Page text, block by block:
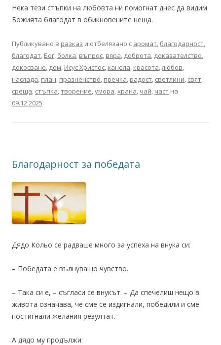
Нека тези стъпки на любовта ни помогнат днес да видим
Божията благодат в обикновените неща.
Публикувано в разказ и отбелязано с аромат, благодарност,
благодат, Бог, болка, въпрос, вяра, доброта, доказателство,
докосване, дом, Исус Христос, канела, красота,любов,
наслада, план, празненство, пречка, радост, светлини, свят,
среща, стъпка,творение,умора,храна, чай, част на
09.12.2025.
Благодарност за победата
Дядо Кольо се радваше много за успеха на внука си:
– Победата е вълнуващо чувство.
– Така си е, – съгласи се внукът. – Да спечелиш нещо в
живота означава, че сме се издигнали, победили и сме
постигнали желания резултат.
А дядо му продължи: